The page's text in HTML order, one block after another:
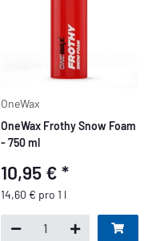
OneWax
OneWax Frothy Snow Foam
- 750 ml
10,95 € *
14,60 € pro 1 l